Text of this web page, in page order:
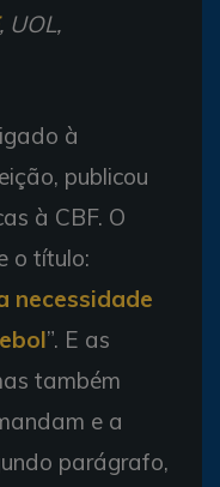
, UOL,
à
publicou
à CBF. O
o título:
necessidade
”. E as
também
e a
parágrafo,